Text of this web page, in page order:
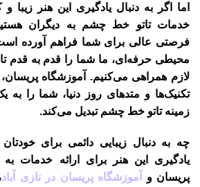
اما اگر به دنبال یادگیری این هنر
خدمات تاتو خط چشم به دیگران
فرصتی عالی برای شما فراهم آورده
محیطی حرفه‌ای، ما شما را قدم به قدم
لازم همراهی می‌کنیم. آموزشگاه پریسان،
تکنیک‌ها و متدهای روز دنیا، شما را
زمینه تاتو خط چشم تبدیل می‌کند.
چه به دنبال زیبایی دائمی برای
یادگیری این هنر برای ارائه خدمات به
پریسان و آموزشگاه پریسان در نازی آباد